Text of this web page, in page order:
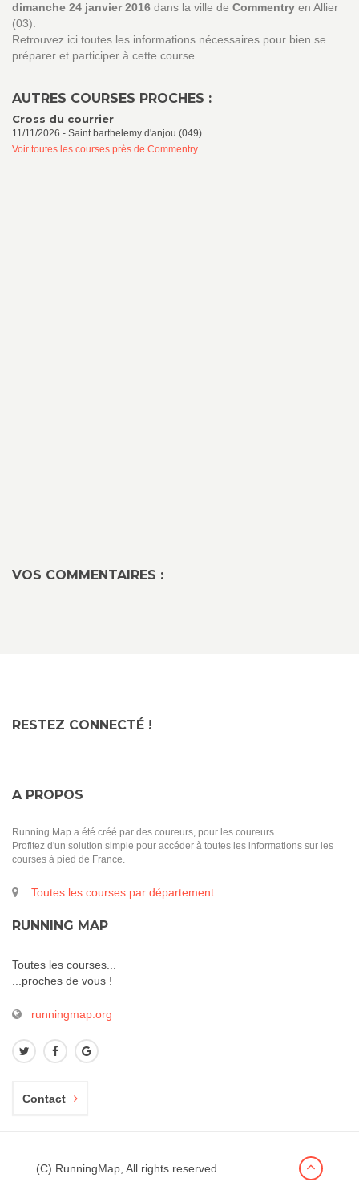
dimanche 24 janvier 2016 dans la ville de Commentry en Allier
(03).
Retrouvez ici toutes les informations nécessaires pour bien se
préparer et participer à cette course.
AUTRES COURSES PROCHES :
Cross du courrier
11/11/2026 - Saint barthelemy d'anjou (049)
Voir toutes les courses près de Commentry
VOS COMMENTAIRES :
RESTEZ CONNECTÉ !
A PROPOS
Running Map a été créé par des coureurs, pour les coureurs.
Profitez d'un solution simple pour accéder à toutes les informations sur les
courses à pied de France.
Toutes les courses par département.
RUNNING MAP
Toutes les courses...
...proches de vous !
runningmap.org
Contact
(C) RunningMap, All rights reserved.